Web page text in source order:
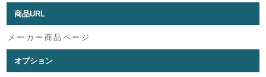
商品URL
メーカー商品ページ
オプション